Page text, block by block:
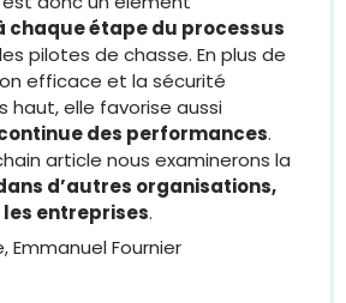
chaque étape du processus
pilotes de chasse. En plus de
efficace et la sécurité
haut, elle favorise aussi
des performances.
article nous examinerons la
d’autres organisations,
entreprises.
Emmanuel Fournier